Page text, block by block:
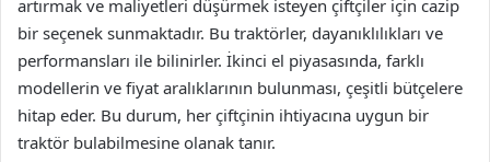
artırmak ve maliyetleri düşürmek isteyen çiftçiler için cazip
bir seçenek sunmaktadır. Bu traktörler, dayanıklılıkları ve
performansları ile bilinirler. İkinci el piyasasında, farklı
modellerin ve fiyat aralıklarının bulunması, çeşitli bütçelere
hitap eder. Bu durum, her çiftçinin ihtiyacına uygun bir
traktör bulabilmesine olanak tanır.